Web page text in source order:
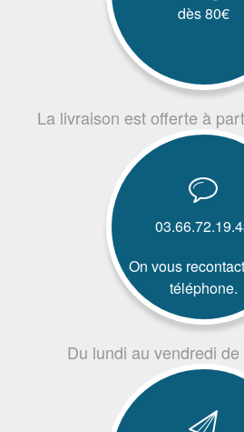
dès 80€
La livraison est offerte à
On vous
téléphone.
Du lundi au vendredi